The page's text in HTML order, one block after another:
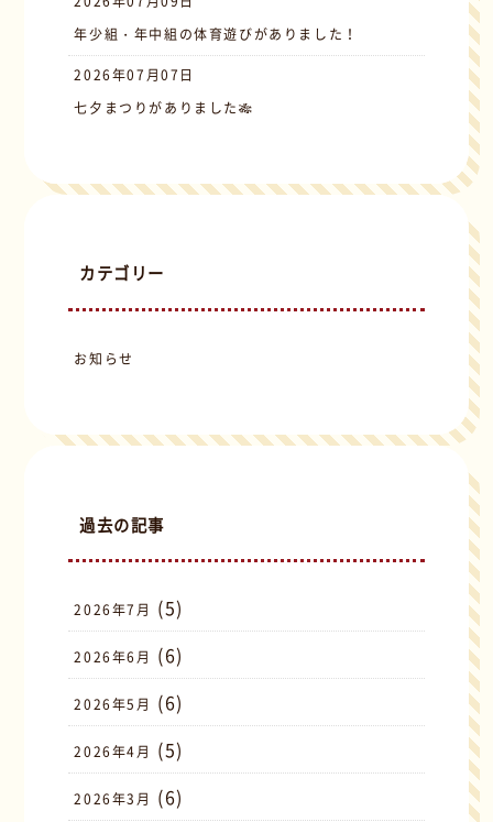
年少組・年中組の体育遊びがありました！
2026年07月07日
七夕まつりがありました🎋
カテゴリー
お知らせ
過去の記事
2026年7月 (5)
2026年6月 (6)
2026年5月 (6)
2026年4月 (5)
2026年3月 (6)